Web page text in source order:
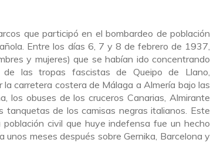
que participó en el bombardeo de población
Entre los días 6, 7 y 8 de febrero de 1937,
y mujeres) que se habían ido concentrando
las tropas fascistas de Queipo de Llano,
carretera costera de Málaga a Almería bajo las
los obuses de los cruceros Canarias, Almirante
tanquetas de los camisas negras italianos. Este
civil que huye indefensa fue un hecho
meses después sobre Gernika, Barcelona y